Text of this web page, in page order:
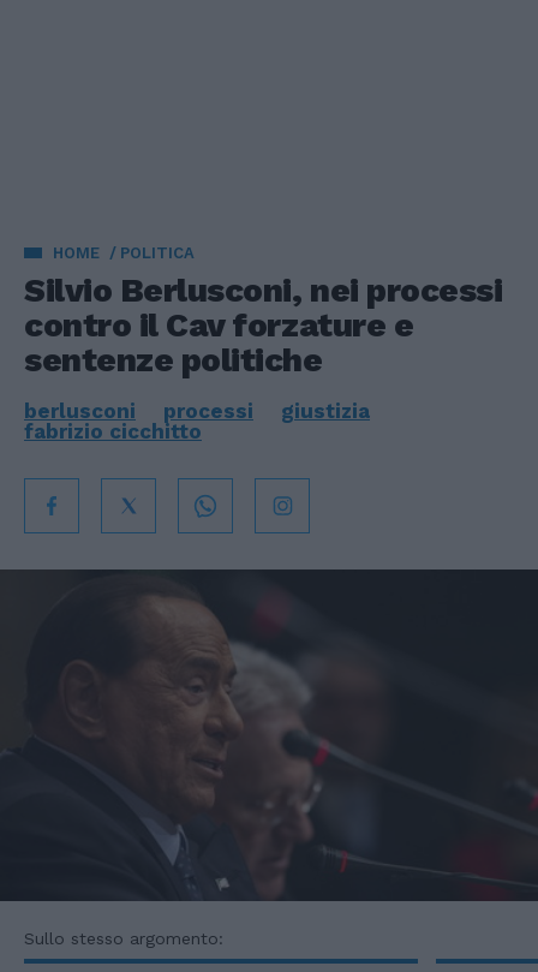
HOME POLITICA
Silvio Berlusconi, nei processi
contro il Cav forzature e
sentenze politiche
berlusconi processi
giustizia
fabrizio cicchitto
Sullo stesso argomento: